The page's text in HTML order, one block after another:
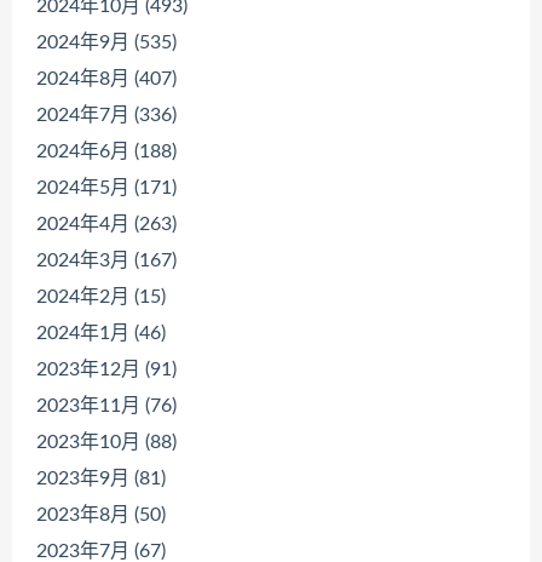
2024年10月 (493)
2024年9月 (535)
2024年8月 (407)
2024年7月 (336)
2024年6月 (188)
2024年5月 (171)
2024年4月 (263)
2024年3月 (167)
2024年2月 (15)
2024年1月 (46)
2023年12月 (91)
2023年11月 (76)
2023年10月 (88)
2023年9月 (81)
2023年8月 (50)
2023年7月 (67)